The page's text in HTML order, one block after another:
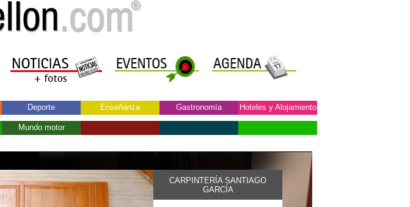
Deporte Enseñanza Gastronomía Hoteles y Alojamiento
Mundo motor
CARPINTERÍA SANTIAGO
GARCÍA